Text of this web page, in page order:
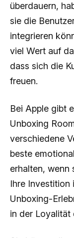
überdauern,
sie die
integrieren
viel Wert auf
dass sich die
freuen.
Bei Apple gibt
Unboxing
verschiedene
beste
erhalten, wenn
Ihre Investition
Unboxing-
in der Loyalität